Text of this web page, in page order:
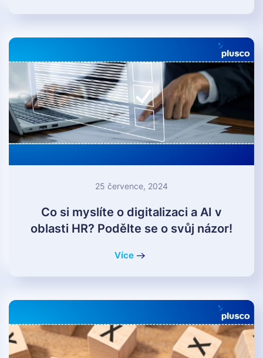
25 července, 2024
Co si myslíte o digitalizaci a AI v
oblasti HR? Podělte se o svůj názor!
Více